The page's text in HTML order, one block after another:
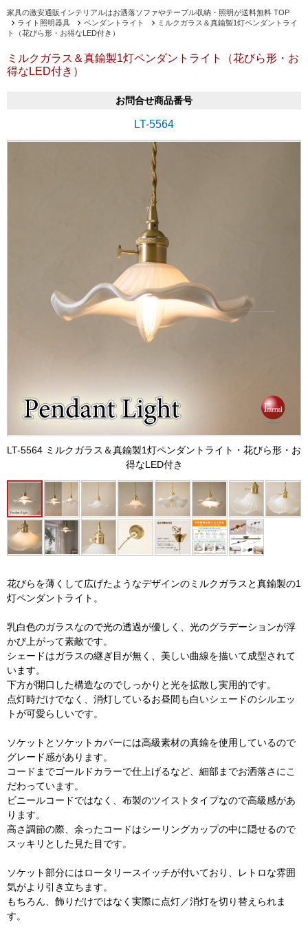
家具の激安通販インテリアルはお洒落ソファやテーブル収納・照明が送料無料 TOP
ライト照明器具
ペンダントライト
ミルクガラス＆真鍮製1灯ペンダントライ
ト（花びら形・お得なLED付き）
ミルクガラス＆真鍮製1灯ペンダントライト（花びら形・お
得なLED付き）
お問合せ商品番号
LT-5564
LT-5564 ミルクガラス＆真鍮製1灯ペンダントライト・花びら形・お
得なLED付き
花びらを薄くして広げたようなデザインのミルクガラスと真鍮製の1
灯ペンダントライト。
乳白色のガラスなので光の透過が優しく、光のグラデーションが浮
かび上がって素敵です。
シェードはガラスの継ぎ目が無く、美しい曲線を描いて成型されて
います。
下方が開口した構造なのでしっかりと光を拡散し実用的です。
点灯時だけでなく、消灯しているお昼間も白いシェードのシルエッ
トが可愛らしいです。
ソケットとソケットカバーには高級素材の真鍮を使用しているので
グレード感があります。
コードまでゴールドカラーで仕上げるなど、細部までお洒落さにこ
だわっています。
ビニールコードではなく、布製のツイストタイプなので高級感があ
ります。
高さ調節の際、余ったコードはシーリングカップの中に隠せるので
スッキリとした見た目です。
ソケット部分にはロータリースイッチが付いており、レトロな雰囲
気がより引き立ちます。
もちろん、飾りだけではなく実際に点灯／消灯を切り替えられま
す。